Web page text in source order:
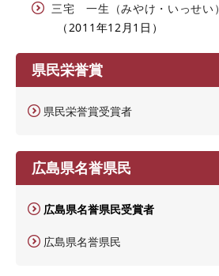
三宅 一生（みやけ・いっせい）
2011年12月1日
県民栄誉賞
県民栄誉賞受賞者
広島県名誉県民
広島県名誉県民受賞者
広島県名誉県民